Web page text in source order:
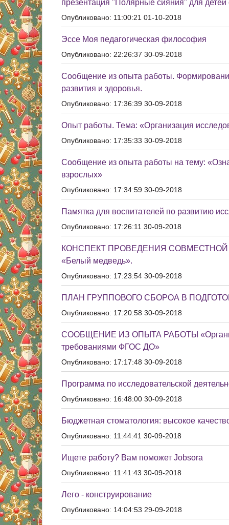
презентация "Полярные сияния" для
Опубликовано: 11:00:21 01-10-2018
Эссе Моя педагогическая философия
Опубликовано: 22:26:37 30-09-2018
Сообщение из опыта работы.
развития и здоровья.
Опубликовано: 17:36:39 30-09-2018
Опыт работы. Тема: «Организация
Опубликовано: 17:35:33 30-09-2018
Сообщение из опыта работы на тему:
взрослых»
Опубликовано: 17:34:59 30-09-2018
Памятка для воспитателей по развитию
Опубликовано: 17:26:11 30-09-2018
КОНСПЕКТ ПРОВЕДЕНИЯ СОВМЕСТНОЙ
«Белый медведь».
Опубликовано: 17:23:54 30-09-2018
ПЛАН ГРУППОВОГО СБОРОА В
Опубликовано: 17:20:58 30-09-2018
СООБЩЕНИЕ ИЗ ОПЫТА РАБОТЫ
требованиями ФГОС ДО»
Опубликовано: 17:17:48 30-09-2018
Программа по исследовательской
Опубликовано: 16:48:00 30-09-2018
Бюджетная стоматология: высокое
Опубликовано: 11:44:41 30-09-2018
Ищете работу? Вам поможет Jobsora
Опубликовано: 11:41:43 30-09-2018
Лего - конструирование
Опубликовано: 14:04:53 29-09-2018